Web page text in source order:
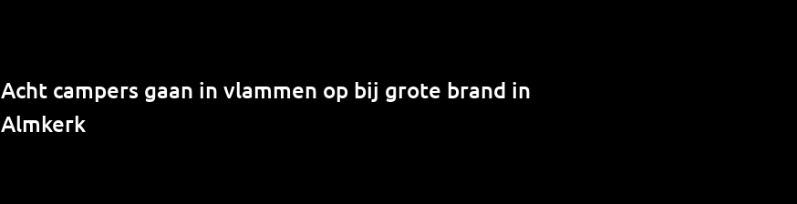
Acht campers gaan in vlammen op bij grote brand in
Almkerk